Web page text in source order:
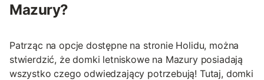
Mazury?
Patrząc na opcje dostępne na stronie Holidu, można
stwierdzić, że domki letniskowe na Mazury posiadają
wszystko czego odwiedzający potrzebują! Tutaj, domki